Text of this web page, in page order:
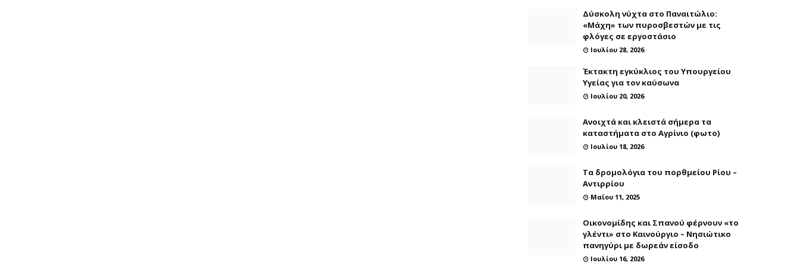
Δύσκολη νύχτα στο Παναιτώλιο:
«Μάχη» των πυροσβεστών με τις
φλόγες σε εργοστάσιο
Ιουλίου 28, 2026
Έκτακτη εγκύκλιος του Υπουργείου
Υγείας για τον καύσωνα
Ιουλίου 20, 2026
Ανοιχτά και κλειστά σήμερα τα
καταστήματα στο Αγρίνιο (φωτο)
Ιουλίου 18, 2026
Τα δρομολόγια του πορθμείου Ρίου –
Αντιρρίου
Μαΐου 11, 2025
Οικονομίδης και Σπανού φέρνουν «το
γλέντι» στο Καινούργιο – Νησιώτικο
πανηγύρι με δωρεάν είσοδο
Ιουλίου 16, 2026